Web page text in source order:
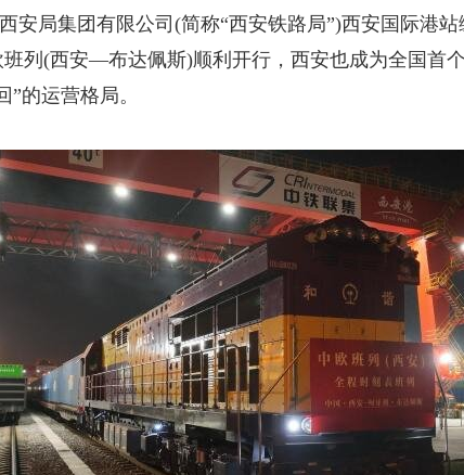
安局集团有限公司(简称“西安铁路局”)西安国际港
列(西安—布达佩斯)顺利开行，西安也成为全国首
的运营格局。